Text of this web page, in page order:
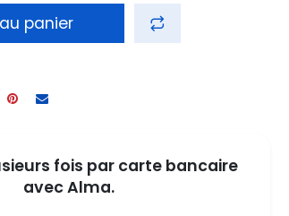
panier
fois par carte bancaire
avec Alma.